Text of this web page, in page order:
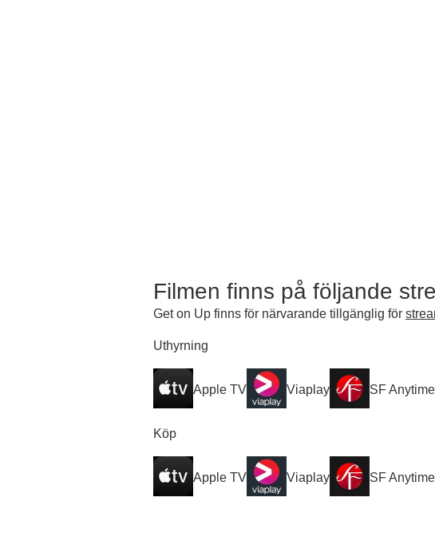
Filmen finns på följande
Get on Up finns för närvarande tillgänglig för
Uthyrning
Apple TV Viaplay SF Anytime
Köp
Apple TV Viaplay SF Anytime